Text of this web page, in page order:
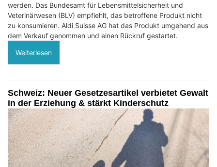
werden. Das Bundesamt für Lebensmittelsicherheit und
Veterinärwesen (BLV) empfiehlt, das betroffene Produkt nicht
zu konsumieren. Aldi Suisse AG hat das Produkt umgehend aus
dem Verkauf genommen und einen Rückruf gestartet.
Weiterlesen
Schweiz: Neuer Gesetzesartikel verbietet Gewalt
in der Erziehung & stärkt Kinderschutz